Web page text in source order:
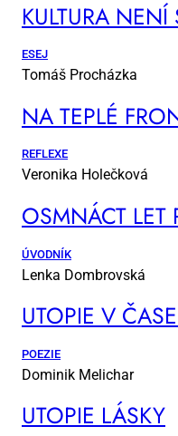
KUL­TU­RA
ESEJ
Tomáš Procházka
NA TEP­LÉ
REFLEXE
Veronika Holečková
OSM­NÁCT LET
ÚVODNÍK
Lenka Dombrovská
UTO­PIE V
POEZIE
Dominik Melichar
UTO­PIE LÁS­KY